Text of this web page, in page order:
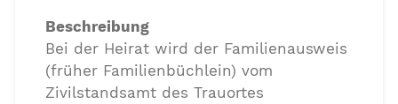
Beschreibung
Bei der Heirat wird der Familienausweis
(früher Familienbüchlein) vom
Zivilstandsamt des Trauortes